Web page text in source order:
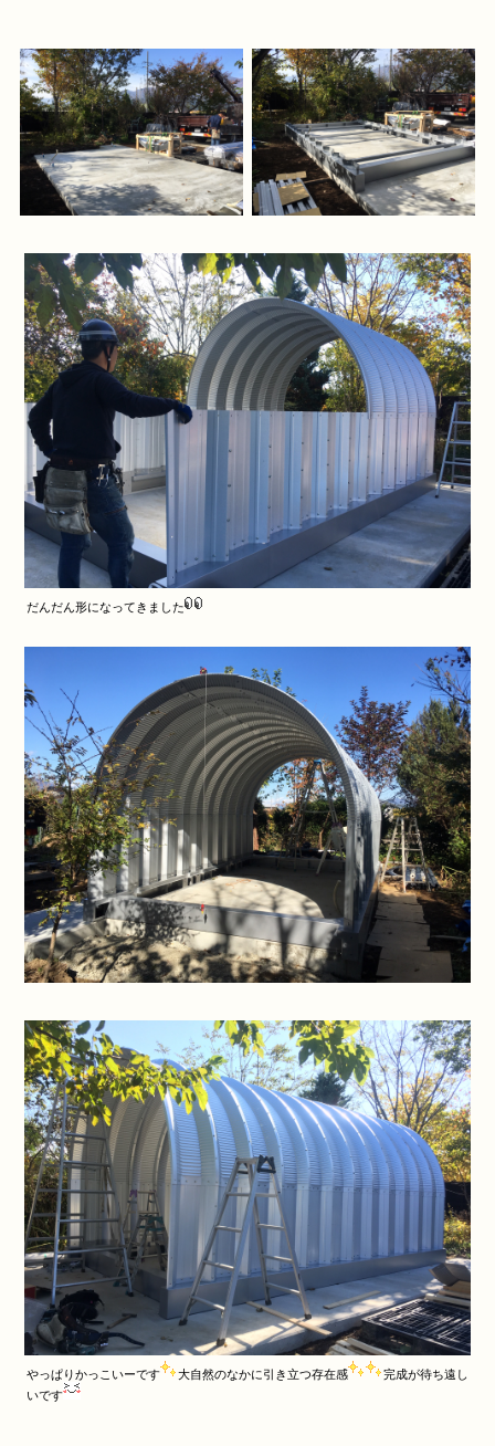
だんだん形になってきました
やっぱりかっこいーです 大自然のなかに引き立つ存在感
完成が待ち遠し
いです